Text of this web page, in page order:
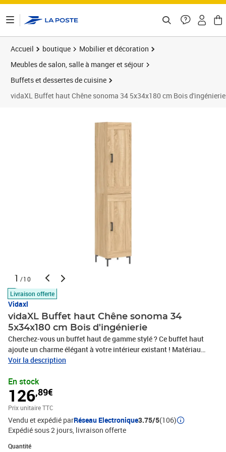
Accueil boutique
Mobilier et décoration
Meubles de salon, salle à manger et séjour
Buffets et dessertes de cuisine
vidaXL Buffet haut Chêne sonoma 34 5x34x180 cm Bois d'ingénierie
1 /10
Livraison offerte
Vidaxl
vidaXL Buffet haut Chêne sonoma 34
5x34x180 cm Bois d'ingénierie
Cherchez-vous un buffet haut de gamme stylé ? Ce buffet haut
ajoute un charme élégant à votre intérieur existant ! Matériau
durable : le bois d'ingénierie est d'une qualité exceptionnelle avec
résistance à l'humidité. Fabriquée en bois d'ingénierie, l'armoire
est robuste et durable.Grand espace de rangement : l'armoire
latérale offre un grand espace de rangement pour garder vos
différents articles essentiels quotidiens bien organisés et
facilement accessibles.Portes pratiques : gardez votre espace
sans encombrement en cachant de petits objets essentiels derrière
les portes de l'armoire haute.Pieds en métal : les pieds en métal
Voir la description
En stock
126,89€
Prix unitaire TTC
Vendu et expédié parRéseau Electronique3.75/5(106)
Expédié sous 2 jours livraison offerte
Quantité
Quantité : 1